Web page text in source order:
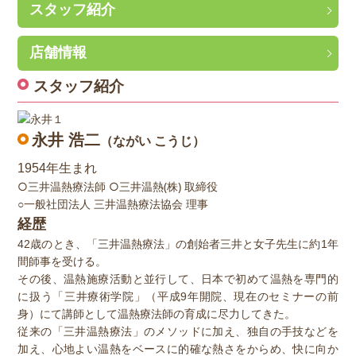
スタッフ紹介
店舗情報
スタッフ紹介
永井 浩二 （ながい こうじ）
1954年生まれ
○三井温熱療法師 ○三井温熱(株) 取締役
○一般社団法人 三井温熱療法協会 理事
経歴
42歳のとき、「三井温熱療法」の創始者三井と女子先生に約1年
間師事を受ける。
その後、温熱施療活動と並行して、日本で初めて温熱を専門的
に扱う「三井療術学院」（平成9年開院、現在のセミナーの前
身）にて講師として温熱療法師の育成に尽力してきた。
従来の「三井温熱療法」のメソッドに加え、独自の手技などを
加え、心地よい温熱をベースに的確な熱さをからめ、快に向か